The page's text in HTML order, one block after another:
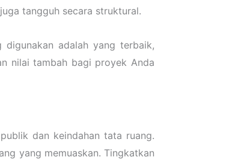
tangguh secara struktural.
adalah yang terbaik,
nilai tambah bagi proyek Anda
dan keindahan tata ruang.
yang memuaskan. Tingkatkan